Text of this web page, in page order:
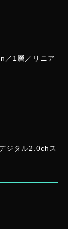
／1層／リニア
ジタル2.0chス